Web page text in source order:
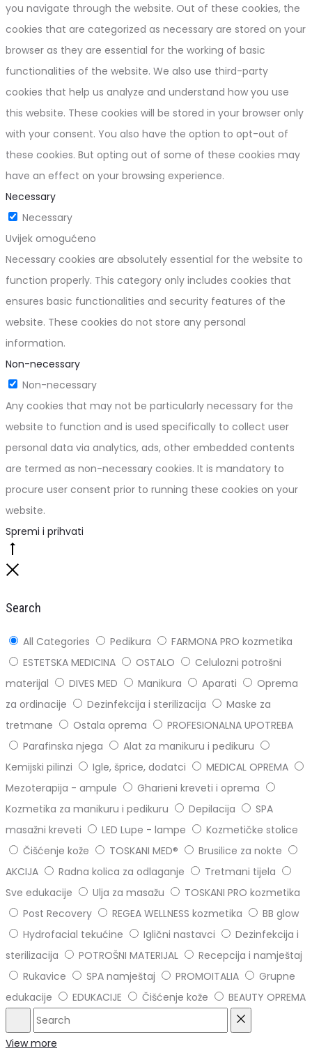
you navigate through the website. Out of these cookies, the
cookies that are categorized as necessary are stored on your
browser as they are essential for the working of basic
functionalities of the website. We also use third-party
cookies that help us analyze and understand how you use
this website. These cookies will be stored in your browser only
with your consent. You also have the option to opt-out of
these cookies. But opting out of some of these cookies may
have an effect on your browsing experience.
Necessary
Necessary
Uvijek omogućeno
Necessary cookies are absolutely essential for the website to
function properly. This category only includes cookies that
ensures basic functionalities and security features of the
website. These cookies do not store any personal
information.
Non-necessary
Non-necessary
Any cookies that may not be particularly necessary for the
website to function and is used specifically to collect user
personal data via analytics, ads, other embedded contents
are termed as non-necessary cookies. It is mandatory to
procure user consent prior to running these cookies on your
website.
Spremi i prihvati
Search
All Categories Pedikura
FARMONA PRO kozmetika
ESTETSKA MEDICINA
OSTALO
Celulozni potrošni
materijal
DIVES MED Manikura Aparati
Oprema
za ordinacije
Dezinfekcija i sterilizacija
Maske za
tretmane
Ostala oprema
PROFESIONALNA UPOTREBA
Parafinska njega
Alat za manikuru i pedikuru
Kemijski pilinzi
Igle, šprice, dodatci
MEDICAL OPREMA
Mezoterapija - ampule
Gharieni kreveti i oprema
Kozmetika za manikuru i pedikuru
Depilacija
SPA
masažni kreveti
LED Lupe - lampe
Kozmetičke stolice
Čišćenje kože
TOSKANI MED®️
Brusilice za nokte
AKCIJA
Radna kolica za odlaganje
Tretmani tijela
Sve edukacije
Ulja za masažu
TOSKANI PRO kozmetika
Post Recovery
REGEA WELLNESS kozmetika
BB glow
Hydrofacial tekućine
Iglični nastavci
Dezinfekcija i
sterilizacija
POTROŠNI MATERIJAL
Recepcija i namještaj
Rukavice
SPA namještaj PROMOITALIA
Grupne
edukacije
EDUKACIJE Čišćenje kože BEAUTY OPREMA
Search
View more